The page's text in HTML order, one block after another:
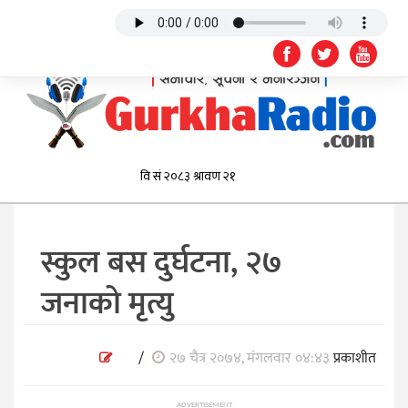
स्कुल बस दुर्घटना, २७
जनाको मृत्यु
/ २७ चैत्र २०७४, मंगलवार ०४:४३प्रकाशीत
ADVERTISEMENT